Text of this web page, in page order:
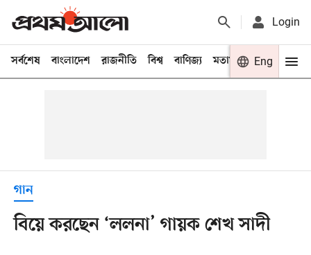
Login
সর্বশেষ বাংলাদেশ রাজনীতি বিশ্ব বাণিজ্য মতামত খেলা
Eng
গান
বিয়ে করছেন ‘ললনা’ গায়ক শেখ সাদী